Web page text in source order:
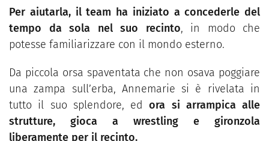
Per aiutarla, il team ha iniziato a concederle del
tempo da sola nel suo recinto, in modo che
potesse familiarizzare con il mondo esterno.
Da piccola orsa spaventata che non osava poggiare
una zampa sull’erba, Annemarie si è rivelata in
tutto il suo splendore, edora si arrampica alle
strutture, gioca a wrestling e gironzola
liberamente per il recinto.